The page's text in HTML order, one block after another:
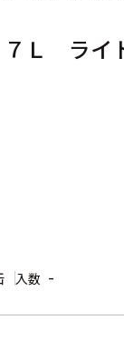
７Ｌ ライ
入数 -